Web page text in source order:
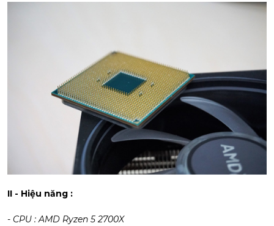
II - Hiệu năng :
- CPU : AMD Ryzen 5 2700X